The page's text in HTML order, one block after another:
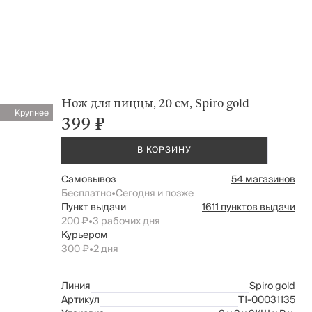
Крупнее
Нож для пиццы, 20 см, Spiro gold
399 ₽
В КОРЗИНУ
Самовывоз
54 магазинов
Бесплатно•Сегодня и позже
Пункт выдачи
1611 пунктов выдачи
200 ₽•3 рабочих дня
Курьером
300 ₽•2 дня
Линия
Spiro gold
Артикул
Т1-00031135